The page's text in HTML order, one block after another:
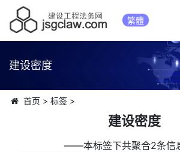
繁體
建设密度
首页 > 标签>
建设密度
――本标签下共聚合2条